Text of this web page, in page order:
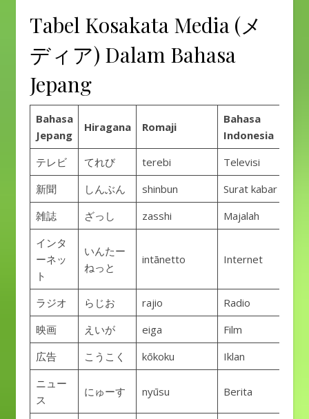
Tabel Kosakata Media (メ
ディア) Dalam Bahasa
Jepang
Bahasa
Jepang
Hiragana Romaji
Bahasa
Indonesia
テレビ
てれび terebi
Televisi
新聞
しんぶん shinbun
Surat kabar
雑誌
ざっし zasshi
Majalah
インタ
ーネッ
ト
いんたー
ねっと
intānetto Internet
ラジオ らじお rajio
Radio
映画
えいが eiga
Film
広告
こうこく kōkoku
Iklan
ニュー
ス
にゅーす nyūsu Berita